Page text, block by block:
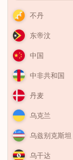
不丹
东帝汶
中国
中非共和国
丹麦
乌克兰
乌兹别克斯坦
乌干达